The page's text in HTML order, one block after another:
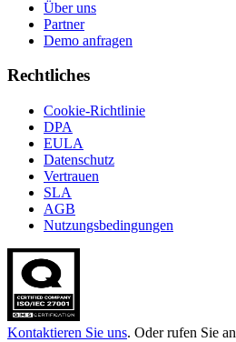
Über uns
Partner
Demo anfragen
Rechtliches
Cookie-Richtlinie
DPA
EULA
Datenschutz
Vertrauen
SLA
AGB
Nutzungsbedingungen
Kontaktieren Sie uns. Oder rufen Sie an